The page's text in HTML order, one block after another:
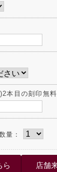
本目の刻印無料
量：